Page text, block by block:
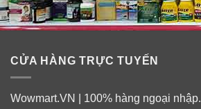
CỬA HÀNG TRỰC TUYẾN
Wowmart.VN | 100% hàng ngoại nhập.